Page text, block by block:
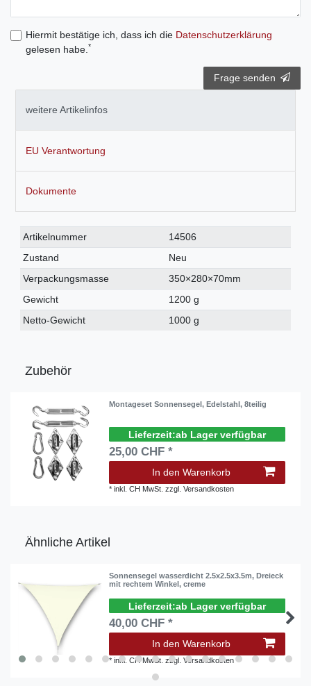
Hiermit bestätige ich, dass ich die Daten­schutz­erklärung
gelesen habe. *
Frage senden
weitere Artikelinfos
EU Verantwortung
Dokumente
Technisches
Merkmal
Wert
Artikelnummer
14506
Zustand
Neu
Verpackungsmasse
350×280×70mm
Gewicht
1200 g
Netto-Gewicht
1000 g
Zubehör
Montageset Sonnensegel, Edelstahl, 8teilig
ab Lager verfügbar
25,00 CHF *
In den Warenkorb
*inkl. CH MwSt. zzgl.Versandkosten
Ähnliche Artikel
Sonnensegel wasserdicht 2.5x2.5x3.5m, Dreieck
mit rechtem Winkel, creme
ab Lager verfügbar
40,00 CHF *
In den Warenkorb
*inkl. CH MwSt. zzgl.Versandkosten